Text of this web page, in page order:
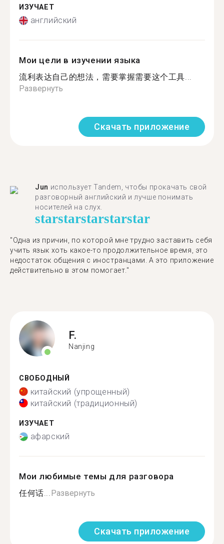
ИЗУЧАЕТ
английский
Мои цели в изучении языка
流利表达自己的想法，需要掌握需要这个工具...
Развернуть
Скачать приложение
Jun использует Tandem, чтобы прокачать свой
разговорный английский и лучше понимать
носителей на слух.
starstarstarstarstar
"Одна из причин, по которой мне трудно заставить себя
учить язык хоть какое-то продолжительное время, это
недостаток общения с иностранцами. А это приложение
действительно в этом помогает."
F.
Nanjing
СВОБОДНЫЙ
китайский (упрощенный)
китайский (традиционный)
ИЗУЧАЕТ
афарский
Мои любимые темы для разговора
任何话...Развернуть
Скачать приложение